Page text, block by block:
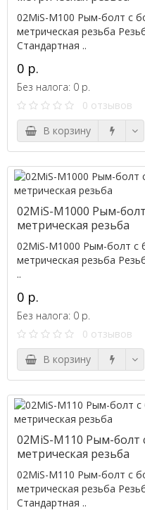
02MiS-M100 Рым-болт с
метрическая резьба
Стандартная ..
0 р.
Без налога: 0 р.
0 отзывов
В корзину
02MiS-M1000 Рым-
метрическая резьба
02MiS-M1000 Рым-болт с
метрическая резьба
..
0 р.
Без налога: 0 р.
0 отзывов
В корзину
02MiS-M110 Рым-болт
метрическая резьба
02MiS-M110 Рым-болт с
метрическая резьба
Стандартная ..